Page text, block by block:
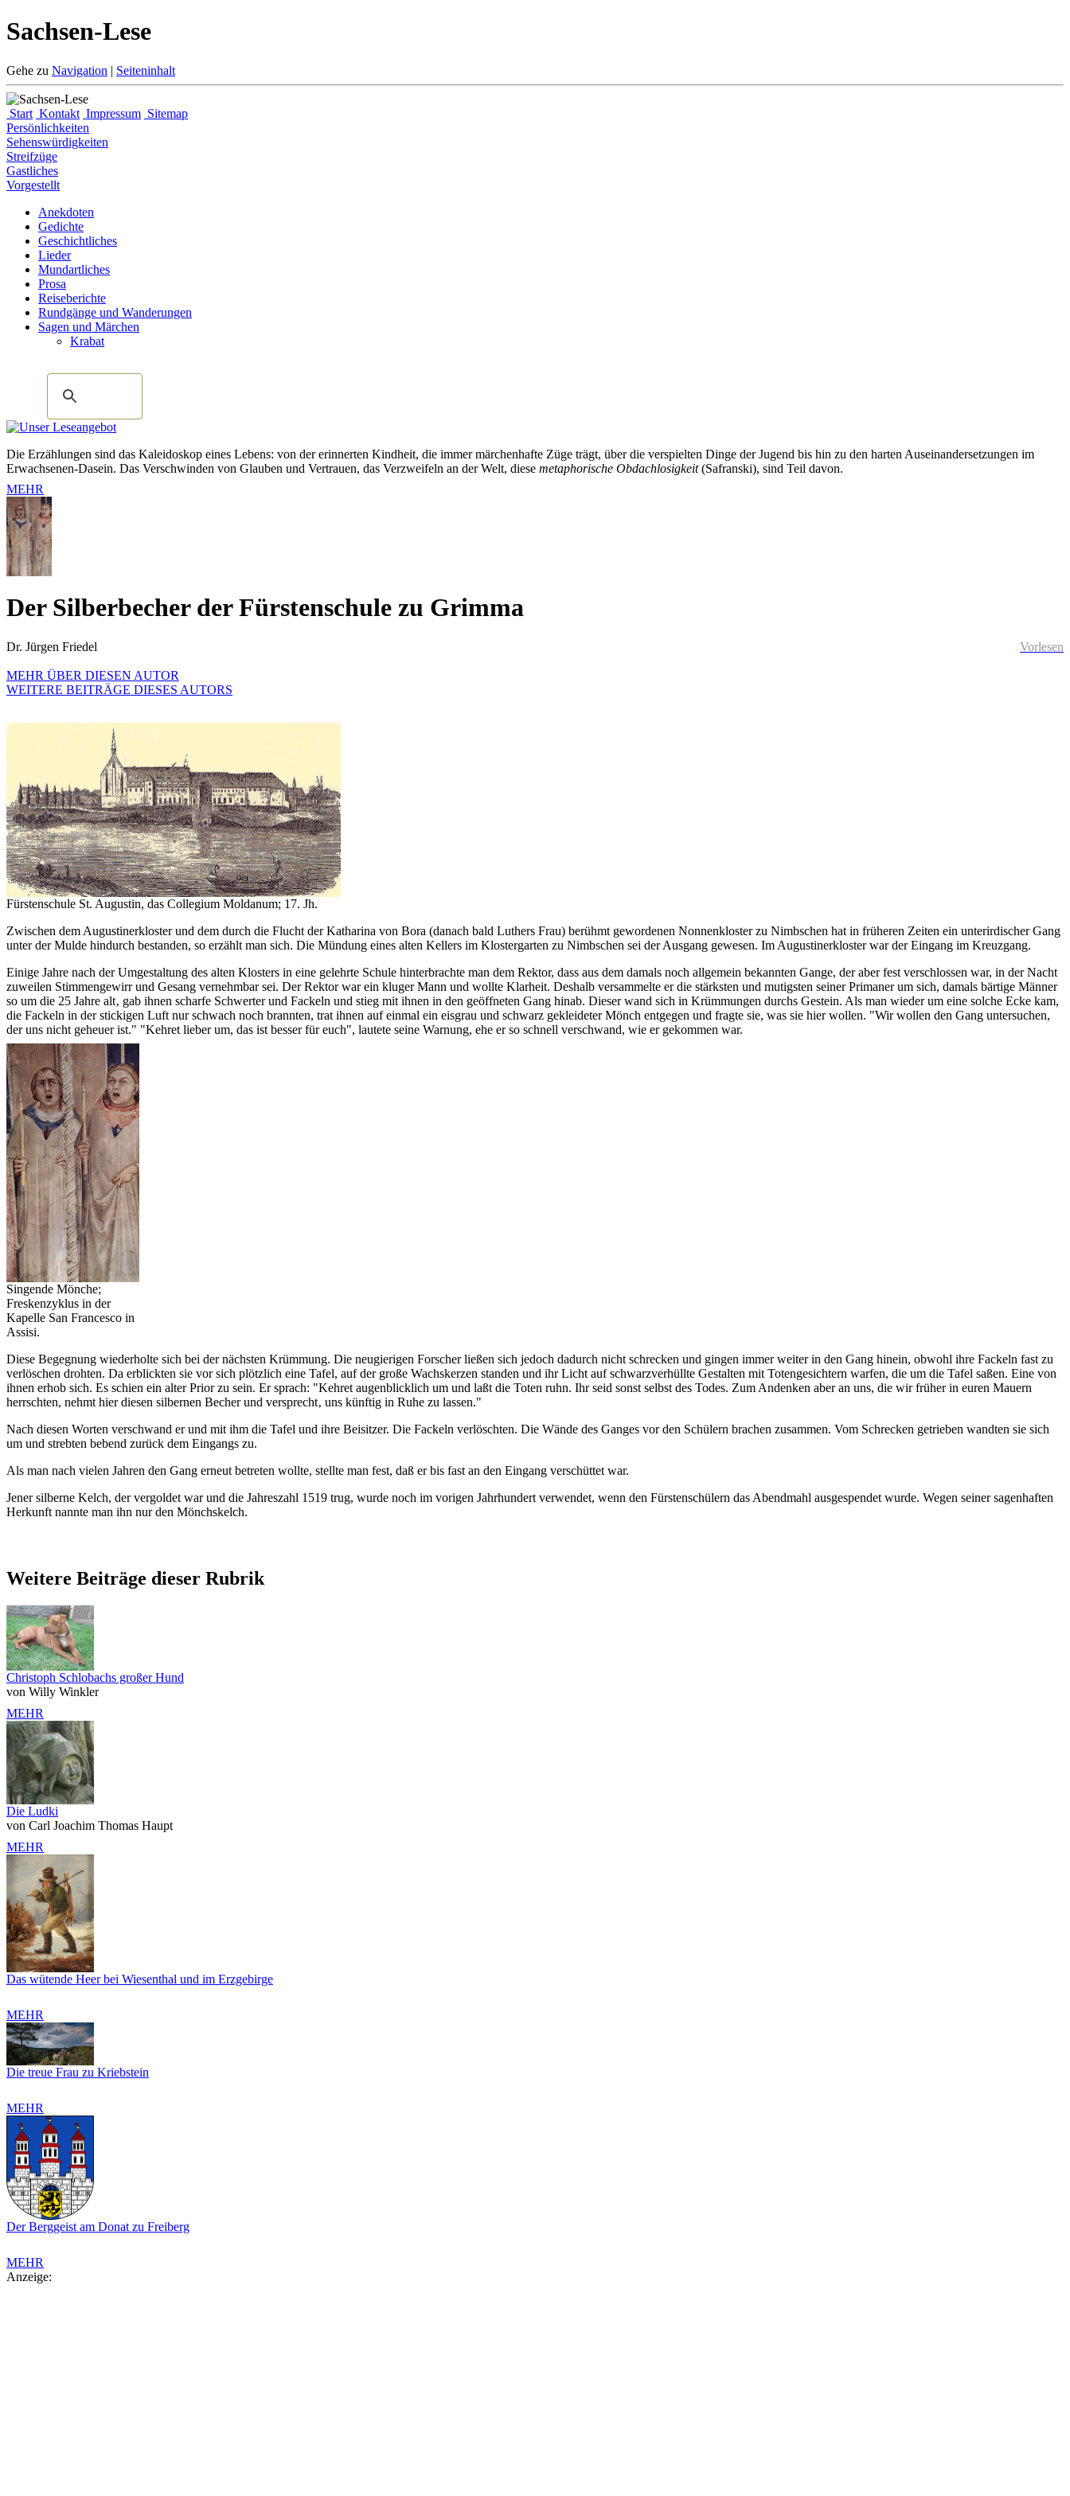
Sachsen-Lese
Gehe zu Navigation | Seiteninhalt
Start Kontakt Impressum Sitemap
Persönlichkeiten
Sehenswürdigkeiten
Streifzüge
Gastliches
Vorgestellt
Anekdoten
Gedichte
Geschichtliches
Lieder
Mundartliches
Prosa
Reiseberichte
Rundgänge und Wanderungen
Sagen und Märchen
Krabat
Die Erzählungen sind das Kaleidoskop eines Lebens: von der erinnerten Kindheit, die immer märchenhafte Züge trägt, über die verspielten Dinge der Jugend bis hin zu den harten Auseinandersetzungen im
Erwachsenen-Dasein. Das Verschwinden von Glauben und Vertrauen, das Verzweifeln an der Welt, diese metaphorische Obdachlosigkeit(Safranski), sind Teil davon.
MEHR
Der Silberbecher der Fürstenschule zu Grimma
Vorlesen
Dr. Jürgen Friedel
MEHR ÜBER DIESEN AUTOR
WEITERE BEITRÄGE DIESES AUTORS
Fürstenschule St. Augustin, das Collegium Moldanum; 17. Jh.
Zwischen dem Augustinerkloster und dem durch die Flucht der Katharina von Bora (danach bald Luthers Frau) berühmt gewordenen Nonnenkloster zu Nimbschen hat in früheren Zeiten ein unterirdischer Gang
unter der Mulde hindurch bestanden, so erzählt man sich. Die Mündung eines alten Kellers im Klostergarten zu Nimbschen sei der Ausgang gewesen. Im Augustinerkloster war der Eingang im Kreuzgang.
Einige Jahre nach der Umgestaltung des alten Klosters in eine gelehrte Schule hinterbrachte man dem Rektor, dass aus dem damals noch allgemein bekannten Gange, der aber fest verschlossen war, in der Nacht
zuweilen Stimmengewirr und Gesang vernehmbar sei. Der Rektor war ein kluger Mann und wollte Klarheit. Deshalb versammelte er die stärksten und mutigsten seiner Primaner um sich, damals bärtige Männer
so um die 25 Jahre alt‚ gab ihnen scharfe Schwerter und Fackeln und stieg mit ihnen in den geöffneten Gang hinab. Dieser wand sich in Krümmungen durchs Gestein. Als man wieder um eine solche Ecke kam,
die Fackeln in der stickigen Luft nur schwach noch brannten, trat ihnen auf einmal ein eisgrau und schwarz gekleideter Mönch entgegen und fragte sie, was sie hier wollen. "Wir wollen den Gang untersuchen,
der uns nicht geheuer ist." "Kehret lieber um, das ist besser für euch", lautete seine Warnung, ehe er so schnell verschwand, wie er gekommen war.
Singende Mönche;
Freskenzyklus in der
Kapelle San Francesco in
Assisi.
Diese Begegnung wiederholte sich bei der nächsten Krümmung. Die neugierigen Forscher ließen sich jedoch dadurch nicht schrecken und gingen immer weiter in den Gang hinein, obwohl ihre Fackeln fast zu
verlöschen drohten. Da erblickten sie vor sich plötzlich eine Tafel, auf der große Wachskerzen standen und ihr Licht auf schwarzverhüllte Gestalten mit Totengesichtern warfen, die um die Tafel saßen. Eine von
ihnen erhob sich. Es schien ein alter Prior zu sein. Er sprach: "Kehret augenblicklich um und laßt die Toten ruhn. Ihr seid sonst selbst des Todes. Zum Andenken aber an uns, die wir früher in euren Mauern
herrschten, nehmt hier diesen silbernen Becher und versprecht‚ uns künftig in Ruhe zu lassen."
Nach diesen Worten verschwand er und mit ihm die Tafel und ihre Beisitzer. Die Fackeln verlöschten. Die Wände des Ganges vor den Schülern brachen zusammen. Vom Schrecken getrieben wandten sie sich
um und strebten bebend zurück dem Eingangs zu.
Als man nach vielen Jahren den Gang erneut betreten wollte, stellte man fest, daß er bis fast an den Eingang verschüttet war.
Jener silberne Kelch, der vergoldet war und die Jahreszahl 1519 trug, wurde noch im vorigen Jahrhundert verwendet, wenn den Fürstenschülern das Abendmahl ausgespendet wurde. Wegen seiner sagenhaften
Herkunft nannte man ihn nur den Mönchskelch.
Weitere Beiträge dieser Rubrik
Christoph Schlobachs großer Hund
von Willy Winkler
MEHR
Die Ludki
von Carl Joachim Thomas Haupt
MEHR
Das wütende Heer bei Wiesenthal und im Erzgebirge
MEHR
Die treue Frau zu Kriebstein
MEHR
Der Berggeist am Donat zu Freiberg
MEHR
Anzeige: